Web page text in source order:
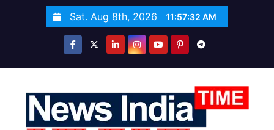
Sat. Aug 8th, 2026 11:57:33 AM